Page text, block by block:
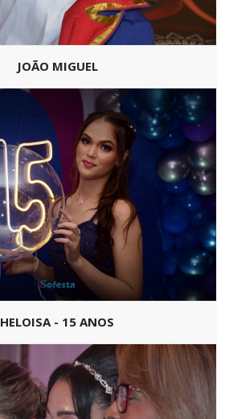
JOÃO MIGUEL
HELOISA - 15 ANOS